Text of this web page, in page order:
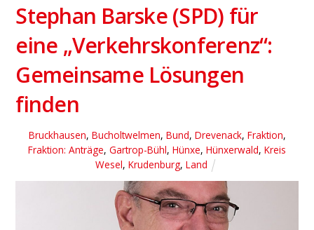
Stephan Barske (SPD) für
eine „Verkehrskonferenz“:
Gemeinsame Lösungen
finden
Bruckhausen, Bucholtwelmen, Bund, Drevenack, Fraktion,
Fraktion: Anträge, Gartrop-Bühl, Hünxe, Hünxerwald, Kreis
Wesel, Krudenburg, Land